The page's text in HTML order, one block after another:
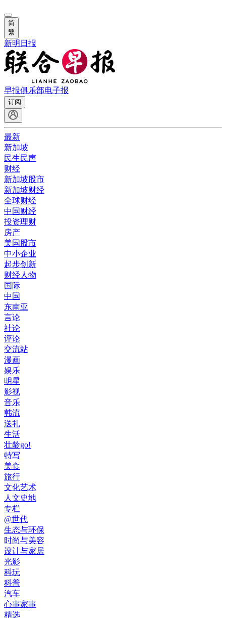
简
繁
新明日报
早报俱乐部电子报
订阅
最新
新加坡
民生民声
财经
新加坡股市
新加坡财经
全球财经
中国财经
投资理财
房产
美国股市
中小企业
起步创新
财经人物
国际
中国
东南亚
言论
社论
评论
交流站
漫画
娱乐
明星
影视
音乐
韩流
送礼
生活
壮龄go!
特写
美食
旅行
文化艺术
人文史地
专栏
@世代
生态与环保
时尚与美容
设计与家居
光影
科玩
科普
汽车
心事家事
精选